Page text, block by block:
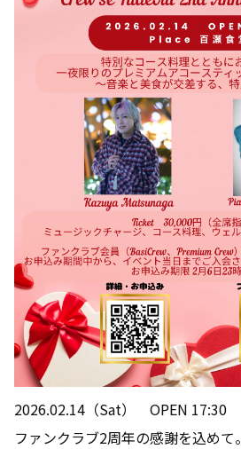
2026.02.14（Sat） OPEN 17:30
ファンクラブ2周年の感謝を込めて。